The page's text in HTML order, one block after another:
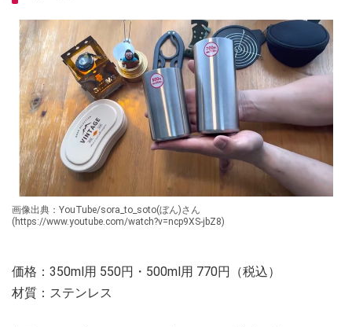
画像出典：YouTube/sora_to_soto(ぼん)さん
(https://www.youtube.com/watch?v=ncp9XS-jbZ8)
価格：350ml用 550円・500ml用 770円（税込）
材質：ステンレス